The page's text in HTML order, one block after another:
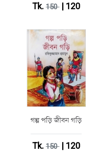
Tk.150| 120
গল্প পড়ি জীবন গড়ি
Tk.150| 120